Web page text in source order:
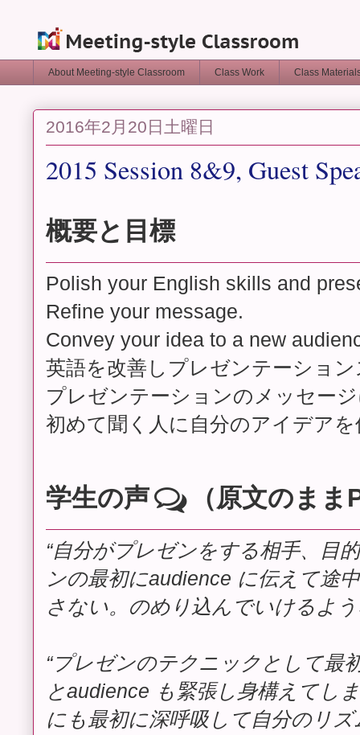
About Meeting-style Classroom Class Work Class
2016年2月20日土曜日
2015 Session 8&9, Guest
概要と目標
Polish your English skills and
Refine your message.
Convey your idea to a new
英語を改善しプレゼンテーショ
プレゼンテーションのメッセー
初めて聞く人に自分のアイデア
学生の声 （原文のま
“自分がプレゼンをする相手、目
ンの最初にaudience に伝えて途
さない。のめり込んでいけるよ
“プレゼンのテクニックとして最
とaudience も緊張し身構えてし
にも最初に深呼吸して自分のリ